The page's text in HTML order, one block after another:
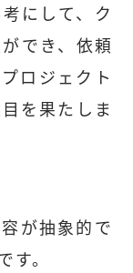
にして、ク
でき、依頼
ロジェクト
を果たしま
が抽象的で
。